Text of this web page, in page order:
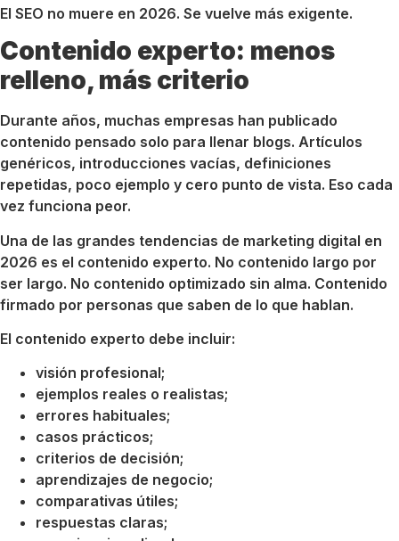
El SEO no muere en 2026. Se vuelve más exigente.
Contenido experto: menos
relleno, más criterio
Durante años, muchas empresas han publicado
contenido pensado solo para llenar blogs. Artículos
genéricos, introducciones vacías, definiciones
repetidas, poco ejemplo y cero punto de vista. Eso cada
vez funciona peor.
Una de las grandes tendencias de marketing digital en
2026 es el contenido experto. No contenido largo por
ser largo. No contenido optimizado sin alma. Contenido
firmado por personas que saben de lo que hablan.
El contenido experto debe incluir:
visión profesional;
ejemplos reales o realistas;
errores habituales;
casos prácticos;
criterios de decisión;
aprendizajes de negocio;
comparativas útiles;
respuestas claras;